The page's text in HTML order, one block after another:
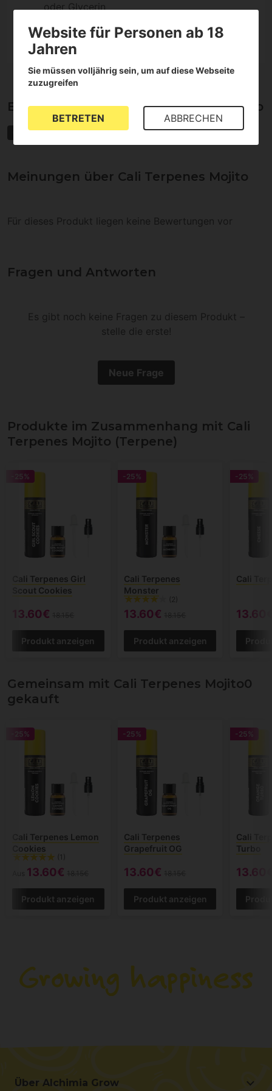
oder Glycerin
Enthält keine Cannabinoide
Eigenschaften von Cali Terpenes Mojito
Cali Terpenes
Meinungen über Cali Terpenes Mojito
Für dieses Produkt liegen keine Bewertungen vor
Fragen und Antworten
Es gibt noch keine Fragen zu diesem Produkt –
stelle die erste!
Neue Frage
Produkte im Zusammenhang mit Cali
Terpenes Mojito (Terpene)
-25%
Cali Terpenes Girl
Scout Cookies
13.60€
Produkt anzeigen
-25%
Cali Terpenes
Monster
(2)
13.60€
Produkt anzeigen
-25%
Cali
Gemeinsam mit Cali Terpenes Mojito0
gekauft
-25%
Cali Terpenes Lemon
Cookies
(1)
13.60€
Produkt anzeigen
-25%
Cali Terpenes
Grapefruit OG
13.60€
Produkt anzeigen
-25%
Cali
Turbo
Über Alchimia Grow
Website für Personen ab 18
Jahren
Sie müssen volljährig sein, um auf diese Webseite
zuzugreifen
BETRETEN ABBRECHEN